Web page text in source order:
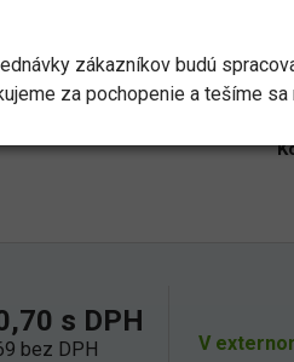
Ziex ZE010B
s DPH
bez DPH V
zákazníkov budú
za pochopenie a tešíme